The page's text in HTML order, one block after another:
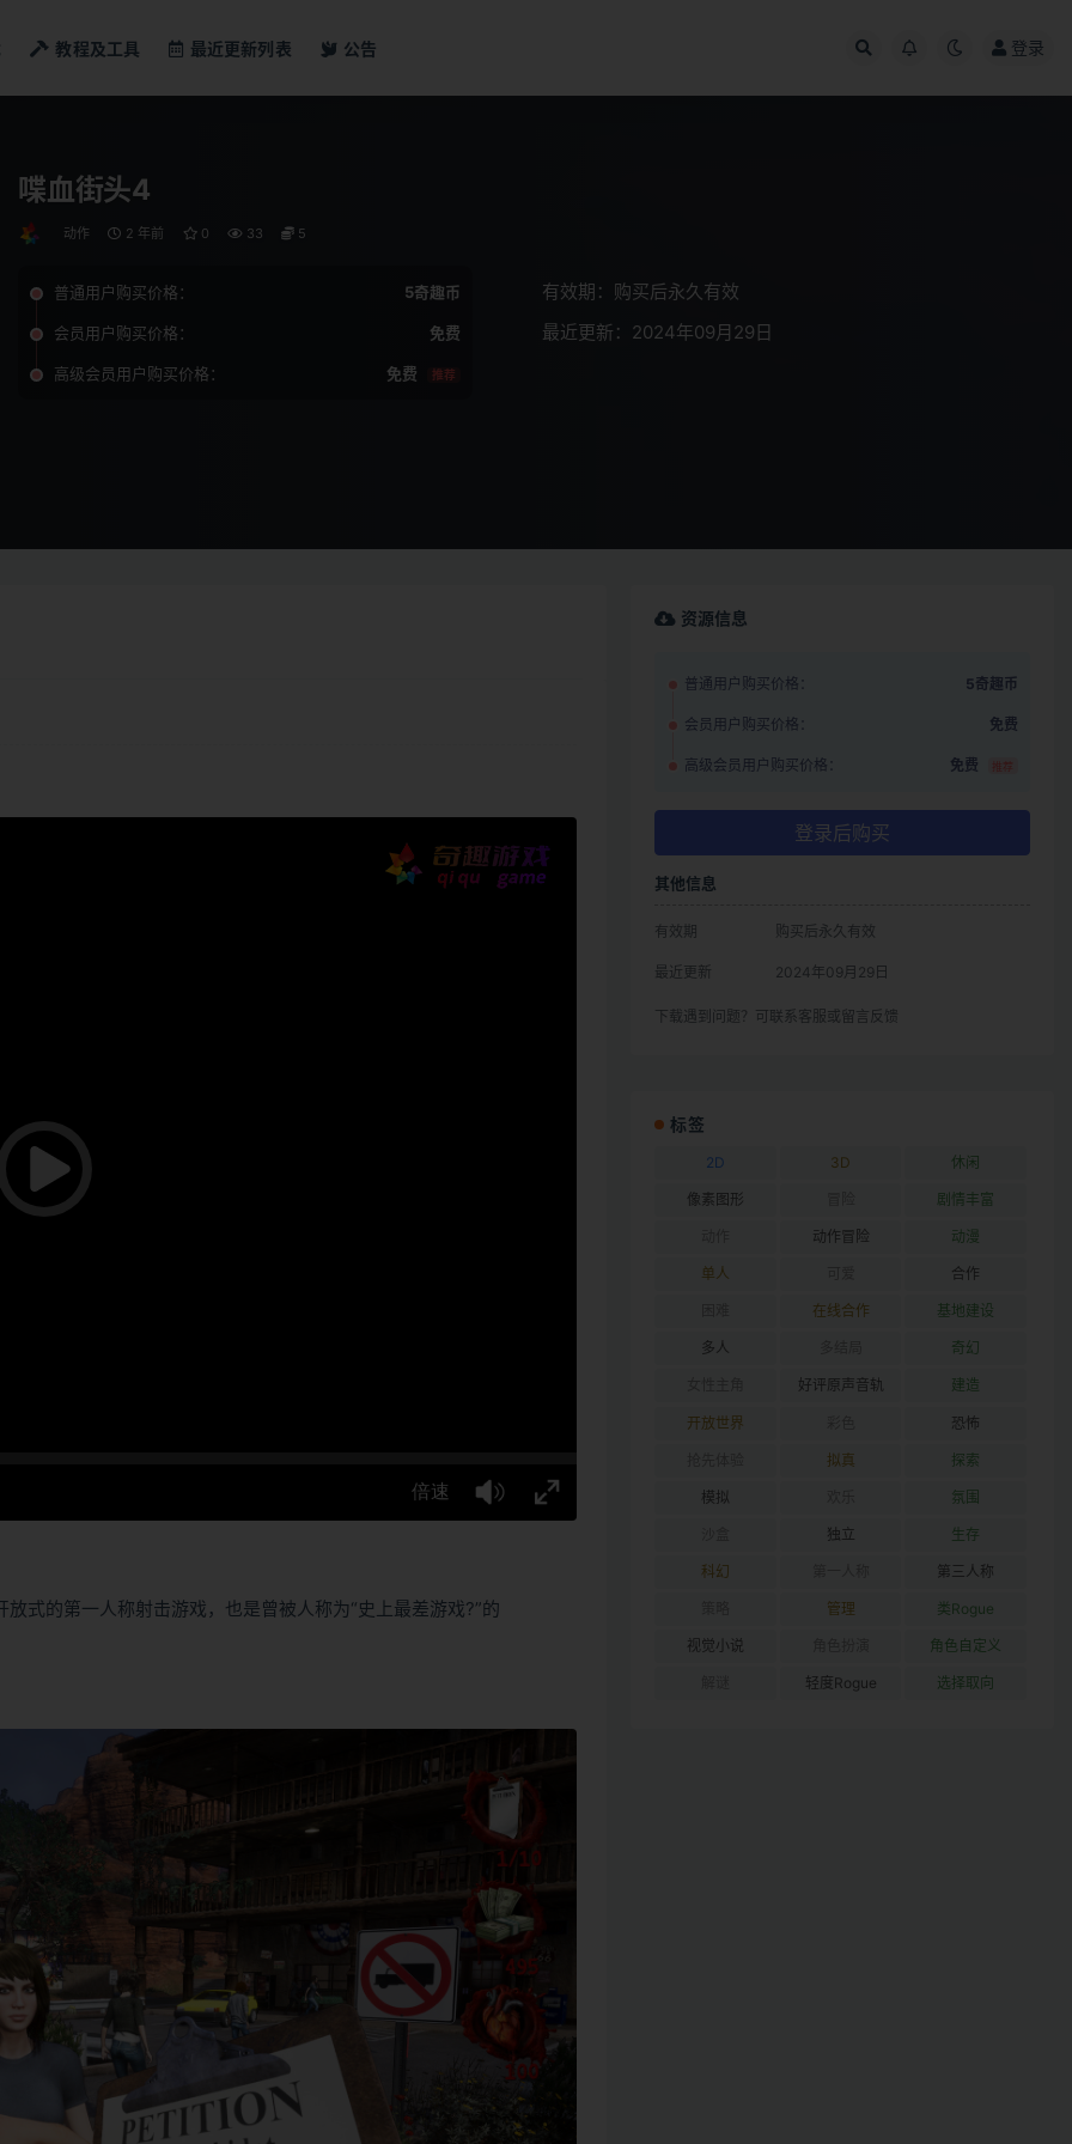
教程及工具 最近更新列表 公告 登录
喋血街头4
动作 2 年前 0 33 5
普通用户购买价格： 5奇趣币
会员用户购买价格： 免费
高级会员用户购买价格： 免费 推荐
有效期：购买后永久有效
最近更新：2024年09月29日
式的第一人称射击游戏，也是曾被人称为“史上最差游戏?”的
资源信息
普通用户购买价格： 5奇趣币
会员用户购买价格： 免费
高级会员用户购买价格： 免费 推荐
登录后购买
其他信息
有效期 购买后永久有效
最近更新 2024年09月29日
下载遇到问题？可联系客服或留言反馈
标签
2D 3D 休闲
像素图形 剧情丰富
动作冒险 动漫
单人 合作
在线合作 基地建设
多人 奇幻
好评原声音轨 建造
开放世界 恐怖
拟真 探索
模拟 氛围
独立 生存
科幻 第三人称
管理 类Rogue
视觉小说 角色自定义
轻度Rogue 选择取向